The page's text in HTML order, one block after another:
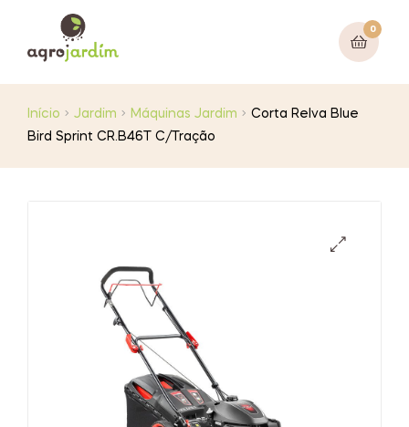
0
Início Jardim Máquinas Jardim
Corta Relva Blue
Bird Sprint CR.B46T C/Tração